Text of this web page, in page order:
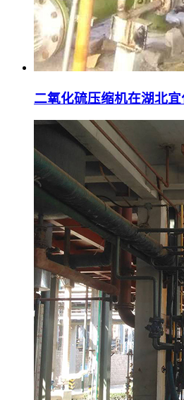
二氧化硫压缩机在湖北